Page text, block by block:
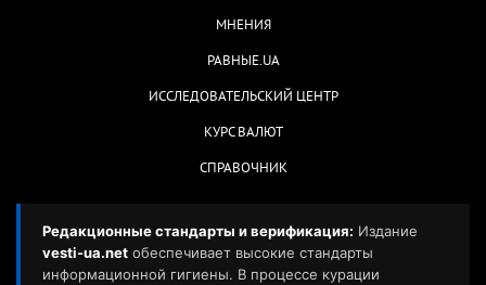
МНЕНИЯ
РАВНЫЕ.UA
ИССЛЕДОВАТЕЛЬСКИЙ ЦЕНТР
КУРС ВАЛЮТ
СПРАВОЧНИК
Редакционные стандарты и верификация: Издание
vesti-ua.net обеспечивает высокие стандарты
информационной гигиены. В процессе курации